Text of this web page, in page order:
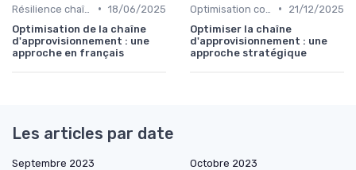
• 18/06/2025
Optimisation de la chaîne
d'approvisionnement : une
approche en français
•
21/12/2025
Optimiser la chaîne
d'approvisionnement : une
approche stratégique
Les articles par date
Septembre 2023
Octobre 2023